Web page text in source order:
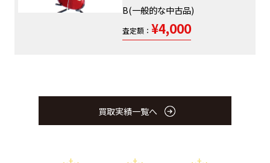
B(一般的な中古品)
査定額： ¥4,000
買取実績一覧へ